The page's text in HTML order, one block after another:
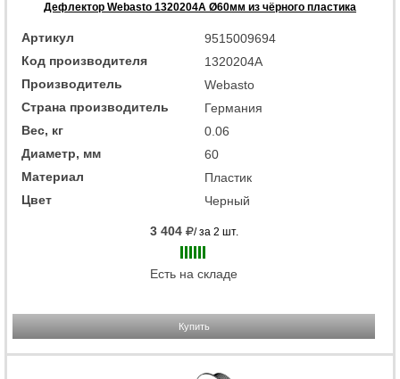
Дефлектор Webasto 1320204A Ø60мм из чёрного пластика
Артикул
9515009694
Код производителя
1320204A
Производитель
Webasto
Страна производитель
Германия
Вес, кг
0.06
Диаметр, мм
60
Материал
Пластик
Цвет
Черный
3 404 / за 2 шт.
Есть на складе
Купить